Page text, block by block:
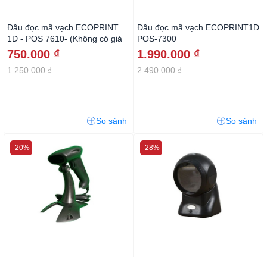
Đầu đọc mã vạch ECOPRINT
1D - POS 7610- (Không có giá
đỡ)
750.000 ₫
1.250.000 ₫
So sánh
Đầu đọc mã vạch ECOPRINT1D
POS-7300
1.990.000 ₫
2.490.000 ₫
So sánh
-20% -28%